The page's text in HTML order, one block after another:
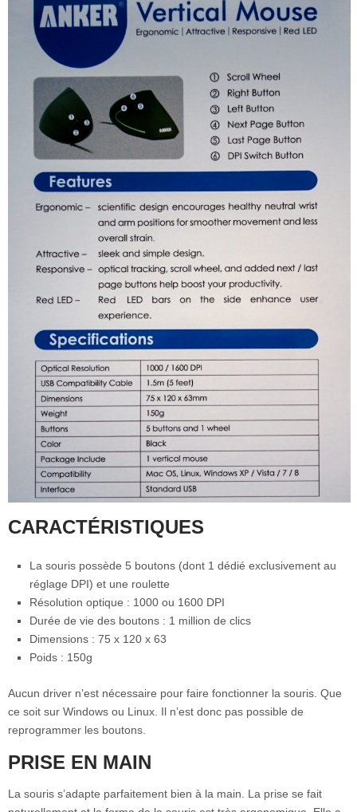
CARACTÉRISTIQUES
La souris possède 5 boutons (dont 1 dédié exclusivement au
réglage DPI) et une roulette
Résolution optique : 1000 ou 1600 DPI
Durée de vie des boutons : 1 million de clics
Dimensions : 75 x 120 x 63
Poids : 150g
Aucun driver n’est nécessaire pour faire fonctionner la souris. Que
ce soit sur Windows ou Linux. Il n’est donc pas possible de
reprogrammer les boutons.
PRISE EN MAIN
La souris s’adapte parfaitement bien à la main. La prise se fait